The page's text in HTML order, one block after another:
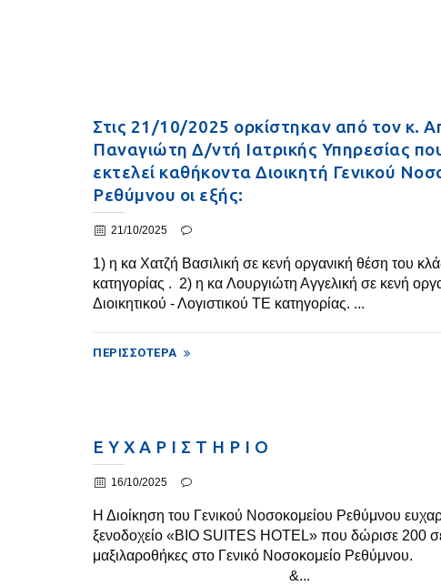
Στις 21/10/2025 ορκίστηκαν από τον κ.
Παναγιώτη Δ/ντή Ιατρικής Υπηρεσίας
εκτελεί καθήκοντα Διοικητή Γενικού
Ρεθύμνου οι εξής:
21/10/2025
1) η κα Χατζή Βασιλική σε κενή οργανική θέση του
κατηγορίας . 2) η κα Λουργιώτη Αγγελική σε κενή
Διοικητικού - Λογιστικού ΤΕ κατηγορίας. ...
ΠΕΡΙΣΣΌΤΕΡΑ
Ε Υ Χ Α Ρ Ι Σ Τ Η Ρ Ι Ο
16/10/2025
Η Διοίκηση του Γενικού Νοσοκομείου Ρεθύμνου
ξενοδοχείο «BIO SUITES HOTEL» που δώρισε 200
μαξιλαροθήκες στο Γενικό Νοσοκομείο Ρεθύμνου.
&...